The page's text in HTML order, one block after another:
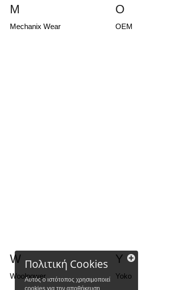
M
Mechanix Wear
O
OEM
W
Woolpower
Y
Yoko
Πολιτική Cookies
Αυτός ο ιστότοπος χρησιμοποιεί
cookies για την αποθήκευση